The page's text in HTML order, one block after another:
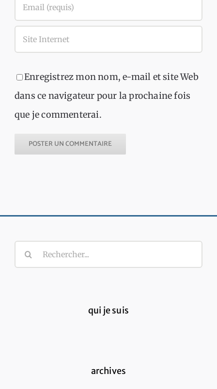
Enregistrez mon nom, e-mail et site Web
dans ce navigateur pour la prochaine fois
que je commenterai.
Rechercher:
qui je suis
archives